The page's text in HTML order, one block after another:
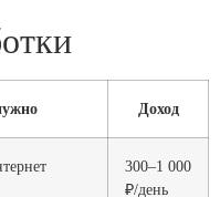
Доход
300–1 000
₽/день